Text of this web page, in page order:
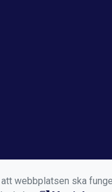
webbplatsen ska